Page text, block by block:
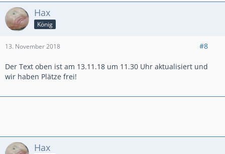
Hax
König
13. November 2018 #8
Der Text oben ist am 13.11.18 um 11.30 Uhr aktualisiert und
wir haben Plätze frei!
Hax